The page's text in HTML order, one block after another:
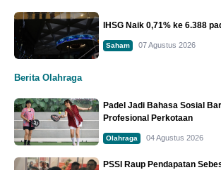
IHSG Naik 0,71% ke 6.388
Saham 07 Agustus 2026
Berita Olahraga
Padel Jadi Bahasa Sosial
Profesional Perkotaan
Olahraga 04 Agustus 2026
PSSI Raup Pendapatan